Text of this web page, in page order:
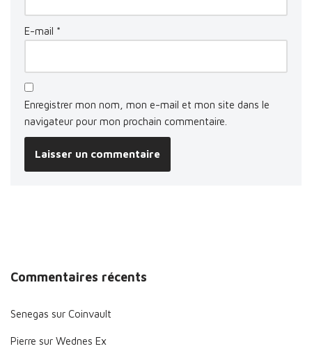
E-mail *
Enregistrer mon nom, mon e-mail et mon site dans le
navigateur pour mon prochain commentaire.
Commentaires récents
Senegas sur Coinvault
Pierre sur Wednes Ex